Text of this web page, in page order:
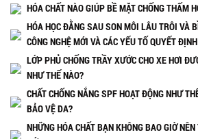
HÓA CHẤT NÀO GIÚP BỀ MẶT CHỐNG THẤM
HÓA HỌC ĐẰNG SAU SON MÔI LÂU TRÔI VÀ
CÔNG NGHỆ MỚI VÀ CÁC YẾU TỐ QUYẾT ĐỊNH
LỚP PHỦ CHỐNG TRẦY XƯỚC CHO XE HƠI
NHƯ THẾ NÀO?
CHẤT CHỐNG NẮNG SPF HOẠT ĐỘNG NHƯ
BẢO VỆ DA?
NHỮNG HÓA CHẤT BẠN KHÔNG BAO GIỜ